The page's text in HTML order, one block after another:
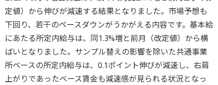
定値）から伸びが減速する結果となりました。市場予想も
下回り、若干のペースダウンがうかがえる内容です。基本給
にあたる所定内給与は、同1.3%増と前月（改定値）から横
ばいとなりました。サンプル替えの影響を除いた共通事業
所ベースの所定内給与は、0.1ポイント伸びが減速し、右肩
上がりであったベース賃金も減速感が見られる状況となっ